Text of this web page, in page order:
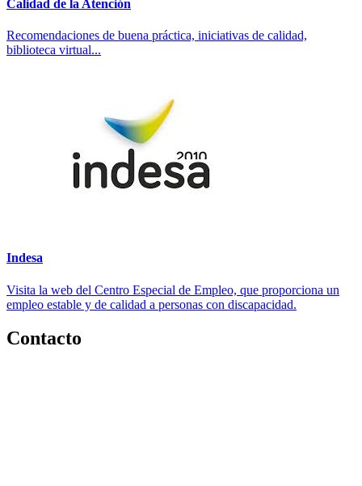
Calidad de la Atención
Recomendaciones de buena práctica, iniciativas de calidad,
biblioteca virtual...
Indesa
Visita la web del Centro Especial de Empleo, que proporciona un
empleo estable y de calidad a personas con discapacidad.
Contacto